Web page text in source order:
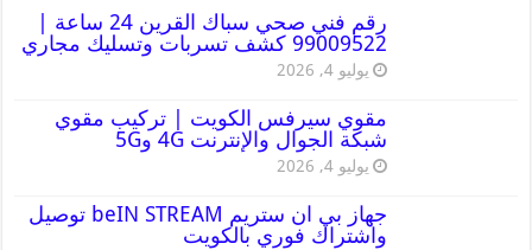
رقم فني صحي سباك القرين 24 ساعة |
99009522 كشف تسربات وتسليك مجاري
يوليو 4, 2026
مقوي سيرفس الكويت | تركيب مقوي
شبكة الجوال والإنترنت 4G و5G
يوليو 4, 2026
جهاز بي ان ستريم beIN STREAM توصيل
واشتراك فوري بالكويت